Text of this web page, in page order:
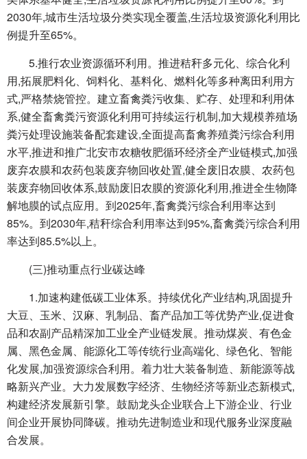
2030年,城市生活垃圾分类实现全覆盖,生活垃圾资源化利用比
例提升至65%。
5.推行农业资源循环利用。推进秸秆多元化、综合化利
用,拓展肥料化、饲料化、基料化、燃料化等多种离田利用方
式,严格禁烧管控。建立畜禽粪污收集、贮存、处理和利用体
系,健全畜禽粪污资源化利用可持续运行机制,加大规模养殖场
粪污处理设施装备配套建设,全面提高畜禽养殖粪污综合利用
水平,推进和推广北安市农糖牧肥循环经济全产业链模式,加强
废弃农膜和农药包装废弃物回收处置,健全废旧农膜、农药包
装废弃物回收体系,鼓励废旧农膜的资源化利用,推进全生物降
解地膜的试点应用。到2025年,畜禽粪污综合利用率达到
85%。到2030年,秸秆综合利用率达到95%,畜禽粪污综合利用
率达到85.5%以上。
(三)推动重点行业碳达峰
1.加速构建低碳工业体系。持续优化产业结构,巩固提升
大豆、玉米、汉麻、乳制品、畜产品加工等优势产业,促进食
品和农副产品精深加工业全产业链发展。推动煤炭、有色金
属、黑色金属、能源化工等传统行业高端化、绿色化、智能
化发展,加强资源综合利用。着力壮大装备制造、新能源等战
略新兴产业。大力发展数字经济、生物经济等新业态新模式,
构建经济发展新引擎。鼓励龙头企业联合上下游企业、行业
间企业开展协同降碳。推动先进制造业和现代服务业深度融
合发展。